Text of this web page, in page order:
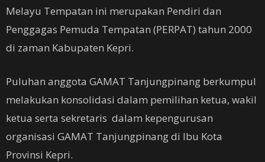
Melayu Tempatan ini merupakan Pendiri dan
Penggagas Pemuda Tempatan (PERPAT) tahun 2000
di zaman Kabupaten Kepri.
Puluhan anggota GAMAT Tanjungpinang berkumpul
melakukan konsolidasi dalam pemilihan ketua, wakil
ketua serta sekretaris dalam kepengurusan
organisasi GAMAT Tanjungpinang di Ibu Kota
Provinsi Kepri.